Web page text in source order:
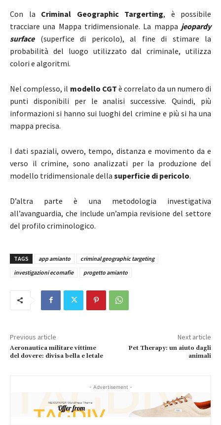
Con la Criminal Geographic Targerting, è possibile
tracciare una Mappa tridimensionale. La mappa jeopardy
surface(superfice di pericolo), al fine di stimare la
probabilità del luogo utilizzato dal criminale, utilizza
colori e algoritmi.
Nel complesso, il modello CGT è correlato da un numero di
punti disponibili per le analisi successive. Quindi, più
informazioni si hanno sui luoghi del crimine e più si ha una
mappa precisa.
I dati spaziali, ovvero, tempo, distanza e movimento da e
verso il crimine, sono analizzati per la produzione del
modello tridimensionale della superficie di pericolo.
D’altra parte è una metodologia investigativa
all’avanguardia, che include un’ampia revisione del settore
del profilo criminologico.
TAGS app amianto
criminal geographic targeting
investigazioni ecomafie
progetto amianto
Previous article
Aeronautica militare vittime
del dovere: divisa bella e letale
Next article
Pet Therapy: un aiuto dagli
animali
- Advertisement -